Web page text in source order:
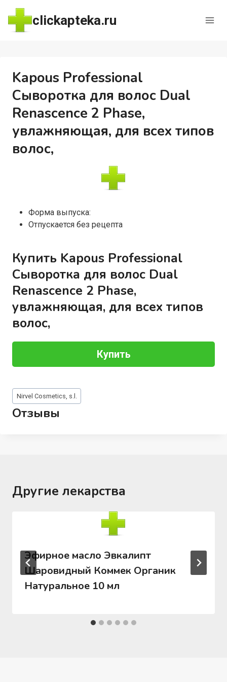
Перейти
содержимому
clickapteka.ru
Kapous Professional
Сыворотка для волос Dual
Renascence 2 Phase,
увлажняющая, для всех типов
волос,
Форма выпуска:
Отпускается без рецепта
Купить Kapous Professional
Сыворотка для волос Dual
Renascence 2 Phase,
увлажняющая, для всех типов
волос,
Купить
Метки
записи:
Nirvel Cosmetics, s.l.
Отзывы
Другие лекарства
Эфирное масло Эвкалипт
Шаровидный Коммек Органик
Натуральное 10 мл